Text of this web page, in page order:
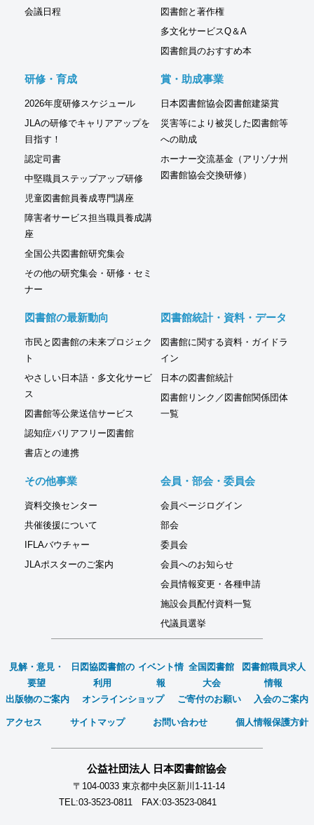
会議日程
図書館と著作権
多文化サービスQ＆A
図書館員のおすすめ本
研修・育成
2026年度研修スケジュール
JLAの研修でキャリアアップを
目指す！
認定司書
中堅職員ステップアップ研修
児童図書館員養成専門講座
障害者サービス担当職員養成講
座
全国公共図書館研究集会
その他の研究集会・研修・セミ
ナー
賞・助成事業
日本図書館協会図書館建築賞
災害等により被災した図書館等
への助成
ホーナー交流基金（アリゾナ州
図書館協会交換研修）
図書館の最新動向
市民と図書館の未来プロジェク
ト
やさしい日本語・多文化サービ
ス
図書館等公衆送信サービス
認知症バリアフリー図書館
書店との連携
図書館統計・資料・データ
図書館に関する資料・ガイドラ
イン
日本の図書館統計
図書館リンク／図書館関係団体
一覧
その他事業
資料交換センター
共催後援について
IFLAバウチャー
JLAポスターのご案内
会員・部会・委員会
会員ページログイン
部会
委員会
会員へのお知らせ
会員情報変更・各種申請
施設会員配付資料一覧
代議員選挙
見解・意見・
要望
日図協図書館の
利用
イベント情
報
全国図書館
大会
図書館職員求人
情報
出版物のご案内
オンラインショップ ご寄付のお願い 入会のご案内
アクセス サイトマップ お問い合わせ 個人情報保護方針
公益社団法人 日本図書館協会
〒104-0033 東京都中央区新川1-11-14
TEL:03-3523-0811 FAX:03-3523-0841